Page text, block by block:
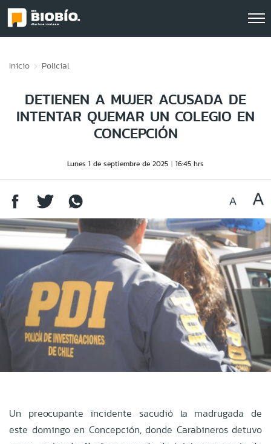
Inicio Policial
DETIENEN A MUJER ACUSADA DE
INTENTAR QUEMAR UN COLEGIO EN
CONCEPCIÓN
Lunes 1 de septiembre de 2025 16:45 hrs
Un preocupante incidente sacudió la madrugada de
este domingo en Concepción, donde Carabineros detuvo